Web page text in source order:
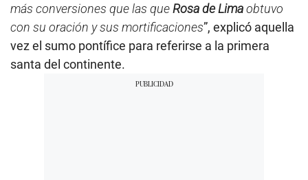
más conversiones que las queRosa de Limaobtuvo
con su oración y sus mortificaciones”, explicó aquella
vez el sumo pontífice para referirse a la primera
santa del continente.